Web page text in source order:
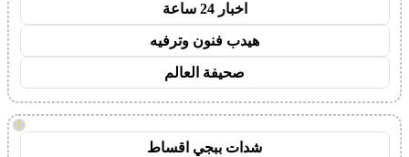
اخبار 24 ساعة
هيدب فنون وترفيه
صحيفة العالم
!
شدات ببجي اقساط